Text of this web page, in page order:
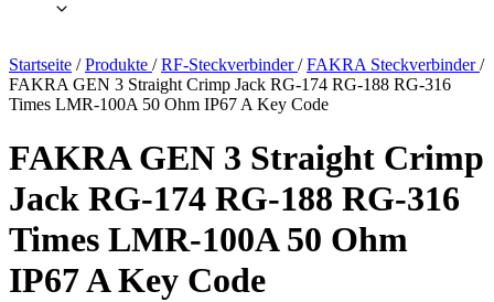
Startseite / Produkte / RF-Steckverbinder/ FAKRA Steckverbinder/
FAKRA GEN 3 Straight Crimp Jack RG-174 RG-188 RG-316
Times LMR-100A 50 Ohm IP67 A Key Code
FAKRA GEN 3 Straight Crimp
Jack RG-174 RG-188 RG-316
Times LMR-100A 50 Ohm
IP67 A Key Code